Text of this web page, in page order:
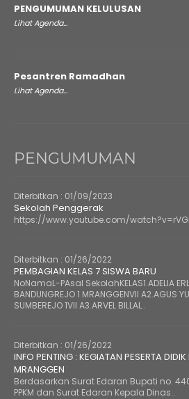
PENGUMUMAN KELULUSAN
Lihat Agenda...
Pesantren Ramadhan
Lihat Agenda...
PENGUMUMAN
Diterbitkan : 01/09/2023
Sekolah Penggerak
https://www.youtube.com/
Diterbitkan : 01/26/2022
PEMBAGIAN KELAS 7 SISWA BARU
NoNamaL-PAsal SekolahKELAS1.ADELIA
BANDUNGREJO 1 MRANGGENVII A2.AGUS
SUMBEREJO 1VII A3.ARVEL BILLAL..
Diterbitkan : 01/26/2022
INFO PENTING : KEGIATAN PESERTA
MRANGGEN
Berdasarkan Surat Edaran Bupati no.
PPKM dan Surat Edaran Kepala Dinas..